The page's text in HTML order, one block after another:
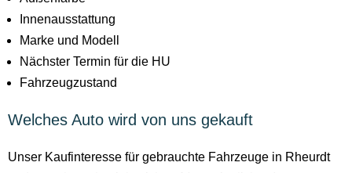
Innenausstattung
Marke und Modell
Nächster Termin für die HU
Fahrzeugzustand
Welches Auto wird von uns gekauft
Unser Kaufinteresse für gebrauchte Fahrzeuge in Rheurdt